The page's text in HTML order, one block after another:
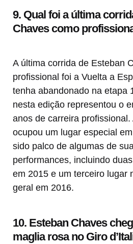
9. Qual foi a última
Chaves como
A última corrida de Esteban
profissional foi a Vuelta a
tenha abandonado na etapa
nesta edição representou o
anos de carreira profissional.
ocupou um lugar especial
sido palco de algumas de
performances, incluindo
em 2015 e um terceiro lugar
geral em 2016.
10. Esteban Chaves
maglia rosa no Giro